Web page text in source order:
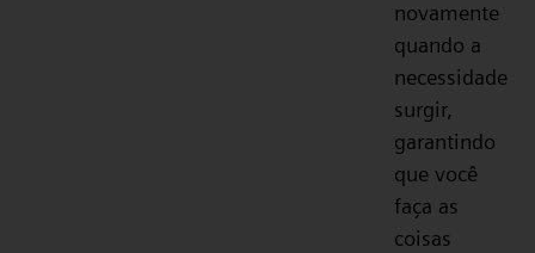
novamente
quando a
necessidade
surgir,
garantindo
que você
faça as
coisas